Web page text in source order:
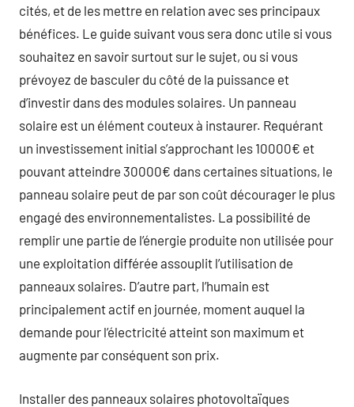
cités, et de les mettre en relation avec ses principaux
bénéfices. Le guide suivant vous sera donc utile si vous
souhaitez en savoir surtout sur le sujet, ou si vous
prévoyez de basculer du côté de la puissance et
d’investir dans des modules solaires. Un panneau
solaire est un élément couteux à instaurer. Requérant
un investissement initial s’approchant les 10000€ et
pouvant atteindre 30000€ dans certaines situations, le
panneau solaire peut de par son coût décourager le plus
engagé des environnementalistes. La possibilité de
remplir une partie de l’énergie produite non utilisée pour
une exploitation différée assouplit l’utilisation de
panneaux solaires. D’autre part, l’humain est
principalement actif en journée, moment auquel la
demande pour l’électricité atteint son maximum et
augmente par conséquent son prix.
Installer des panneaux solaires photovoltaïques